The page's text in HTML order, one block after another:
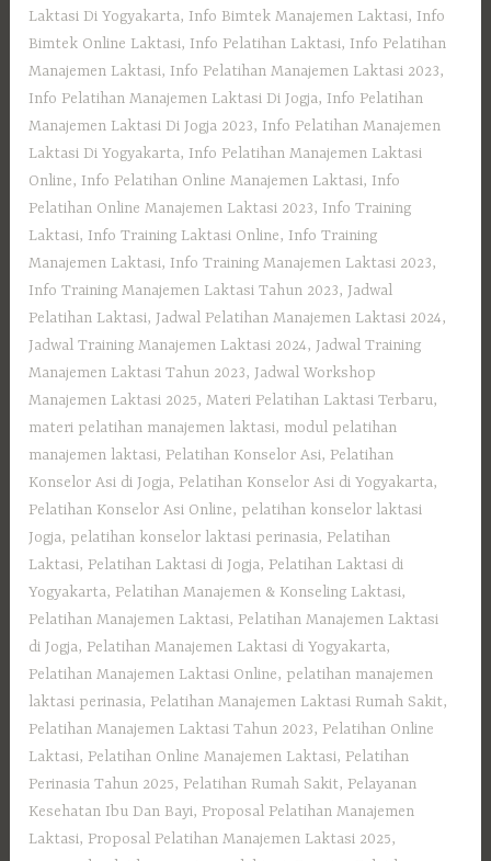
Laktasi Di Yogyakarta, Info Bimtek Manajemen Laktasi, Info
Bimtek Online Laktasi, Info Pelatihan Laktasi, Info Pelatihan
Manajemen Laktasi, Info Pelatihan Manajemen Laktasi 2023,
Info Pelatihan Manajemen Laktasi Di Jogja, Info Pelatihan
Manajemen Laktasi Di Jogja 2023, Info Pelatihan Manajemen
Laktasi Di Yogyakarta, Info Pelatihan Manajemen Laktasi
Online, Info Pelatihan Online Manajemen Laktasi, Info
Pelatihan Online Manajemen Laktasi 2023, Info Training
Laktasi, Info Training Laktasi Online, Info Training
Manajemen Laktasi, Info Training Manajemen Laktasi 2023,
Info Training Manajemen Laktasi Tahun 2023, Jadwal
Pelatihan Laktasi, Jadwal Pelatihan Manajemen Laktasi 2024,
Jadwal Training Manajemen Laktasi 2024, Jadwal Training
Manajemen Laktasi Tahun 2023, Jadwal Workshop
Manajemen Laktasi 2025,Materi Pelatihan Laktasi Terbaru,
materi pelatihan manajemen laktasi, modul pelatihan
manajemen laktasi, Pelatihan Konselor Asi, Pelatihan
Konselor Asi di Jogja, Pelatihan Konselor Asi di Yogyakarta,
Pelatihan Konselor Asi Online, pelatihan konselor laktasi
Jogja, pelatihan konselor laktasi perinasia, Pelatihan
Laktasi, Pelatihan Laktasi di Jogja, Pelatihan Laktasi di
Yogyakarta, Pelatihan Manajemen & Konseling Laktasi,
Pelatihan Manajemen Laktasi, Pelatihan Manajemen Laktasi
di Jogja, Pelatihan Manajemen Laktasi di Yogyakarta,
Pelatihan Manajemen Laktasi Online, pelatihan manajemen
laktasi perinasia, Pelatihan Manajemen Laktasi Rumah Sakit,
Pelatihan Manajemen Laktasi Tahun 2023, Pelatihan Online
Laktasi, Pelatihan Online Manajemen Laktasi, Pelatihan
Perinasia Tahun 2025, Pelatihan Rumah Sakit, Pelayanan
Kesehatan Ibu Dan Bayi, Proposal Pelatihan Manajemen
Laktasi, Proposal Pelatihan Manajemen Laktasi 2025,